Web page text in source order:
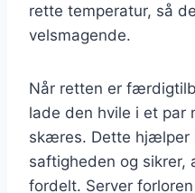
rette temperatur, så
velsmagende.
Når retten er
lade den hvile i et par
skæres. Dette hjælper
saftigheden og sikrer,
fordelt. Server